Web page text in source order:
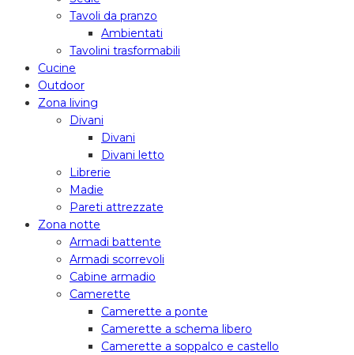
Tavoli da pranzo
Ambientati
Tavolini trasformabili
Cucine
Outdoor
Zona living
Divani
Divani
Divani letto
Librerie
Madie
Pareti attrezzate
Zona notte
Armadi battente
Armadi scorrevoli
Cabine armadio
Camerette
Camerette a ponte
Camerette a schema libero
Camerette a soppalco e castello